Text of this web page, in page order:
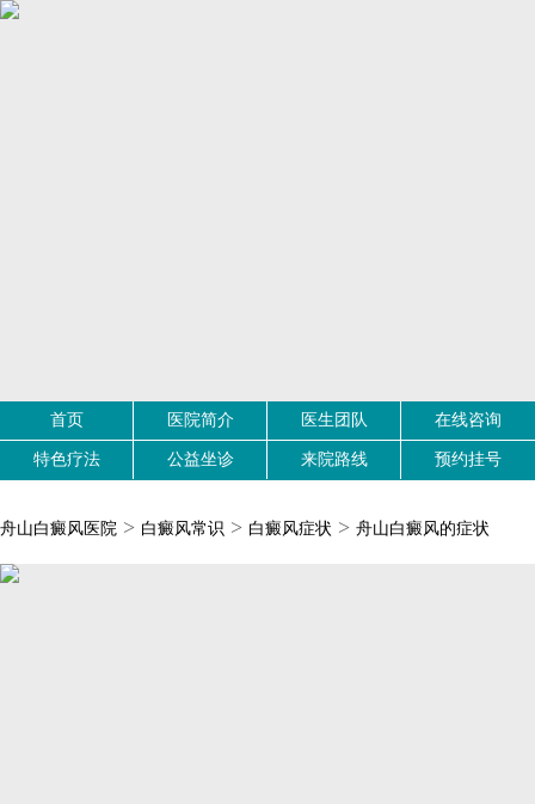
首页 医院简介 医生团队 在线咨询
特色疗法 公益坐诊 来院路线 预约挂号
舟山白癜风医院 > 白癜风常识 > 白癜风症状 > 舟山白癜风的症状